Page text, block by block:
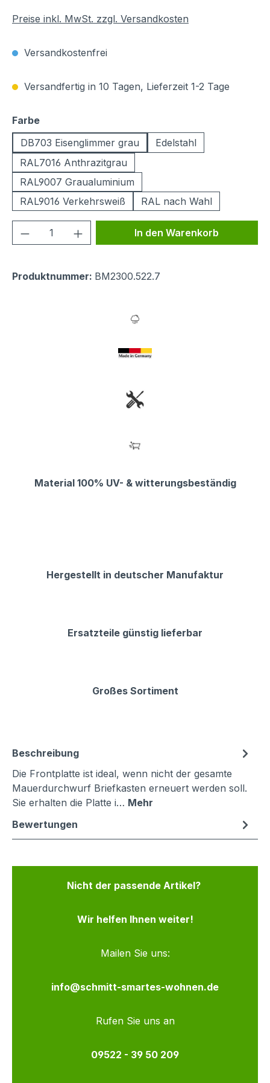
Preise inkl. MwSt. zzgl. Versandkosten
Versandkostenfrei
Versandfertig in 10 Tagen, Lieferzeit 1-2 Tage
Farbeauswählen
DB703 Eisenglimmer grau
Edelstahl
RAL7016 Anthrazitgrau
RAL9007 Graualuminium
RAL9016 Verkehrsweiß
RAL nach Wahl
Produkt Anzahl: Gib denIn den Warenkorb
Produktnummer: BM2300.522.7
Material 100% UV- & witterungsbeständig
Hergestellt in deutscher Manufaktur
Ersatzteile günstig lieferbar
Großes Sortiment
Beschreibung
Die Frontplatte ist ideal, wenn nicht der gesamte
Mauerdurchwurf Briefkasten erneuert werden soll.
Sie erhalten die Platte i… Mehr
Bewertungen
Nicht der passende Artikel?
Wir helfen Ihnen weiter!
Mailen Sie uns:
info@schmitt-smartes-wohnen.de
Rufen Sie uns an
09522 - 39 50 209